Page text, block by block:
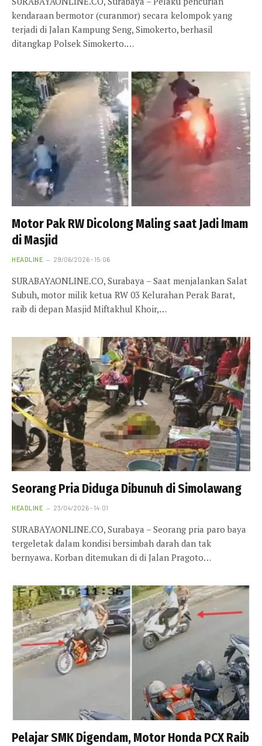
kendaraan bermotor (curanmor) secara kelompok yang
terjadi di Jalan Kampung Seng, Simokerto, berhasil
ditangkap Polsek Simokerto.…
Motor Pak RW Dicolong Maling saat Jadi Imam
di Masjid
HEADLINE 29/06/2026 - 15:06
SURABAYAONLINE.CO, Surabaya – Saat menjalankan Salat
Subuh, motor milik ketua RW 03 Kelurahan Perak Barat,
raib di depan Masjid Miftakhul Khoir,…
Seorang Pria Diduga Dibunuh di Simolawang
HEADLINE 23/04/2026 - 14:01
SURABAYAONLINE.CO, Surabaya – Seorang pria paro baya
tergeletak dalam kondisi bersimbah darah dan tak
bernyawa. Korban ditemukan di di Jalan Pragoto…
Pelajar SMK Digendam, Motor Honda PCX Raib